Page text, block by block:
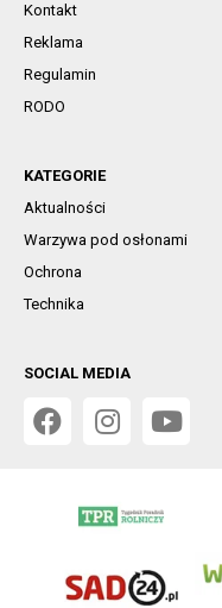
Kontakt
Reklama
Regulamin
RODO
KATEGORIE
Aktualności
Warzywa pod osłonami
Ochrona
Technika
SOCIAL MEDIA